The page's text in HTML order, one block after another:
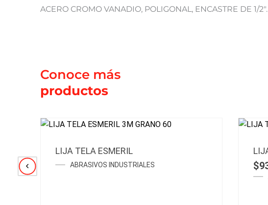
ACERO CROMO VANADIO, POLIGONAL, ENCASTRE DE 1/2″.
Conoce más
productos
ABRASIVOS INDUSTRIALES
LIJA TELA ESMERIL
$